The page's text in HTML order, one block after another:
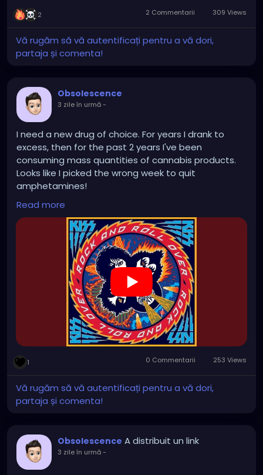
2 2 Commentarii 309 Views
Vă rugăm să vă autentificați pentru a vă dori,
partaja și comenta!
Obsolescence
3 zile în urmă-
I need a new drug of choice. For years I drank to
excess, then for the past 2 years I've been
consuming mass quantities of cannabis products.
Looks like I picked the wrong week to quit
amphetamines!
https://www.youtube.com/watch?v=1pWkSqRyHaQ
Read more
1 0 Commentarii 253 Views
Vă rugăm să vă autentificați pentru a vă dori,
partaja și comenta!
Obsolescence A distribuit un link
3 zile în urmă-